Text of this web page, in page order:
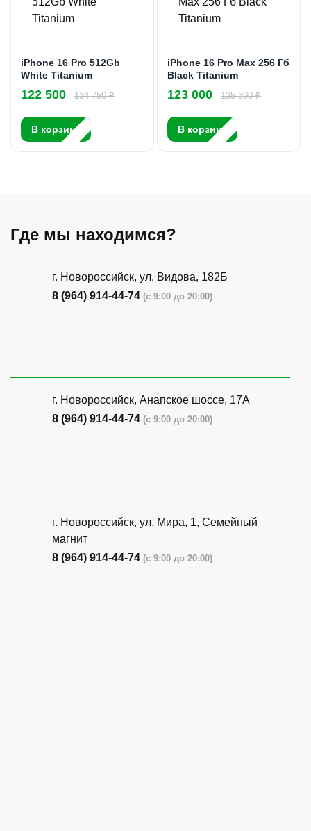
iPhone 16 Pro 512Gb
White Titanium
122 500 134 750 ₽
В корзину
iPhone 16 Pro Max 256 Гб
Black Titanium
123 000 135 300 ₽
В корзину
Где мы находимся?
г. Новороссийск, ул. Видова, 182Б
8 (964) 914-44-74 (с 9:00 до 20:00)
г. Новороссийск, Анапское шоссе, 17А
8 (964) 914-44-74 (с 9:00 до 20:00)
г. Новороссийск, ул. Мира, 1, Семейный
магнит
8 (964) 914-44-74 (с 9:00 до 20:00)